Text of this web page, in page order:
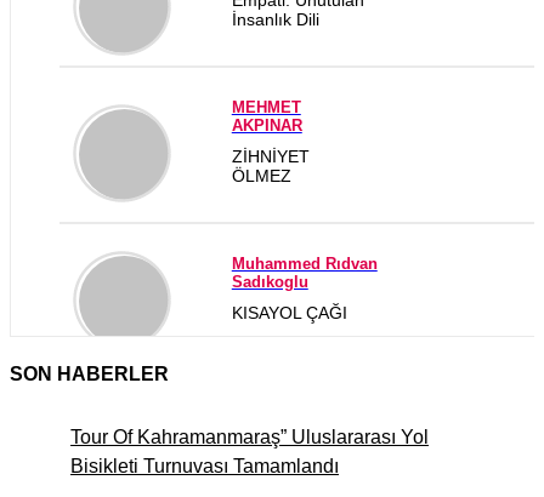
İnsanlık Dili
MEHMET
AKPINAR
ZİHNİYET
ÖLMEZ
Muhammed Rıdvan
Sadıkoglu
KISAYOL ÇAĞI
GÜNÜMÜZ DÜNYASINDA “
İNSAN HALLERİ
SON HABERLER
Tour Of Kahramanmaraş” Uluslararası Yol
Bisikleti Turnuvası Tamamlandı